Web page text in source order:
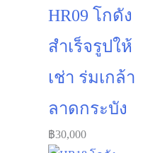
HR09 โกดัง
สำเร็จรูปให้
เช่า ร่มเกล้า
ลาดกระบัง
฿30,000